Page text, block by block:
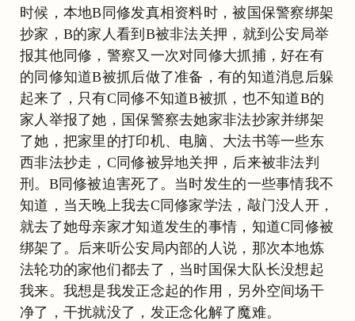
时候，本地B同修发真相资料时，被国保警察绑架
抄家，B的家人看到B被非法关押，就到公安局举
报其他同修，警察又一次对同修大抓捕，好在有
的同修知道B被抓后做了准备，有的知道消息后躲
起来了，只有C同修不知道B被抓，也不知道B的
家人举报了她，国保警察去她家非法抄家并绑架
了她，把家里的打印机、电脑、大法书等一些东
西非法抄走，C同修被异地关押，后来被非法判
刑。B同修被迫害死了。当时发生的一些事情我不
知道，当天晚上我去C同修家学法，敲门没人开，
就去了她母亲家才知道发生的事情，知道C同修被
绑架了。后来听公安局内部的人说，那次本地炼
法轮功的家他们都去了，当时国保大队长没想起
我来。我想是我发正念起的作用，另外空间场干
净了，干扰就没了，发正念化解了魔难。